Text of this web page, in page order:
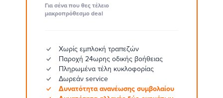
Για σένα που θες τέλειο
μακροπρόθεσμο deal
Χωρίς εμπλοκή τραπεζών
Παροχή 24ωρης οδικής βοήθειας
Πληρωμένα τέλη κυκλοφορίας
Δωρεάν service
Δυνατότητα ανανέωσης συμβολαίου